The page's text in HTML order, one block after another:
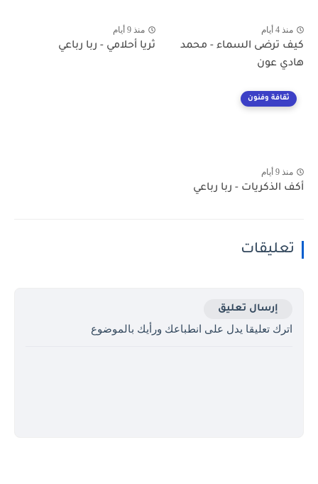
منذ 4 أيام
كيف ترضى السماء - محمد
هادي عون
منذ 9 أيام
ثريا أحلامي - ربا رباعي
ثقافة وفنون
منذ 9 أيام
أكف الذكريات - ربا رباعي
تعليقات
إرسال تعليق
اترك تعليقا يدل على انطباعك ورأيك بالموضوع